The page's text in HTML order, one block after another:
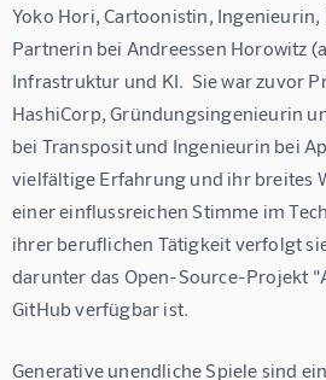
Yoko Hori, Cartoonistin,
Partnerin bei Andreessen Horowitz
Infrastruktur und KI.  Sie war zuvor
HashiCorp, Gründungsingenieurin
bei Transposit und Ingenieurin bei
vielfältige Erfahrung und ihr breites
einer einflussreichen Stimme im
ihrer beruflichen Tätigkeit verfolgt
darunter das Open-Source-Projekt
GitHub verfügbar ist.
Generative unendliche Spiele sind